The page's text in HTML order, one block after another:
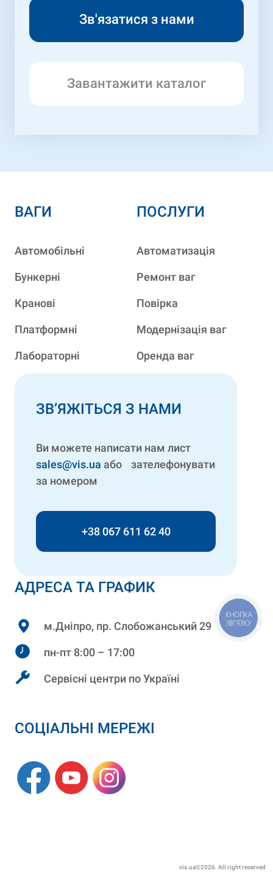
Завантажити каталог
АДРЕСА ТА ГРАФИК
м.Дніпро, пр. Слобожанський 29
пн-пт 8:00 – 17:00
Сервісні центри по Україні
СОЦІАЛЬНІ МЕРЕЖІ
ВАГИ
Автомобільні
Бункерні
Кранові
Платформні
Лабораторні
ПОСЛУГИ
Автоматизація
Ремонт ваг
Повірка
Модернізація ваг
Оренда ваг
ЗВ’ЯЖІТЬСЯ З НАМИ
Ви можете написати нам лист
sales@vis.ua або зателефонувати
за номером
+38 067 611 62 40
vis.ua©2026. All right reserved
КНОПКА
ЗВ'ЯЗКУ